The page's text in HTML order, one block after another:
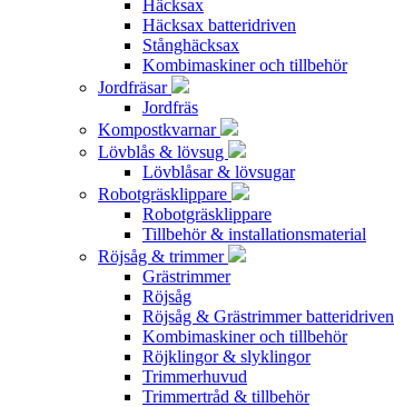
Häcksax
Häcksax batteridriven
Stånghäcksax
Kombimaskiner och tillbehör
Jordfräsar
Jordfräs
Kompostkvarnar
Lövblås & lövsug
Lövblåsar & lövsugar
Robotgräsklippare
Robotgräsklippare
Tillbehör & installationsmaterial
Röjsåg & trimmer
Grästrimmer
Röjsåg
Röjsåg & Grästrimmer batteridriven
Kombimaskiner och tillbehör
Röjklingor & slyklingor
Trimmerhuvud
Trimmertråd & tillbehör